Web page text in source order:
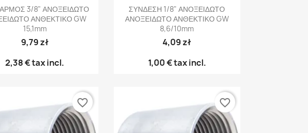
Γρήγορη προβολή
3/8" ΑΝΟΞΕΙΔΩΤΟ
ΑΝΘΕΚΤΙΚΟ GW
15,1mm
9,79 zł
2,38 €tax incl.
Γρήγορη προβολή
ΣΥΝΔΕΣΗ 1/8" ΑΝΟΞΕΙΔΩΤΟ
ΑΝΟΞΕΙΔΩΤΟ ΑΝΘΕΚΤΙΚΟ GW
8,6/10mm
4,09 zł
1,00 €tax incl.
favorite_border favorite_border